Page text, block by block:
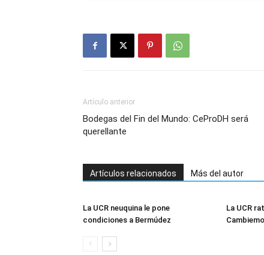
Artículo anterior
Bodegas del Fin del Mundo: CeProDH será
querellante
Artículos relacionados Más del autor
La UCR neuquina le pone
condiciones a Bermúdez
La UCR